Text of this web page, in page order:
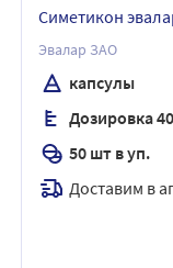
Симетикон
Эвалар ЗАО
капсулы
Дозировка
50 шт в уп.
Доставим в